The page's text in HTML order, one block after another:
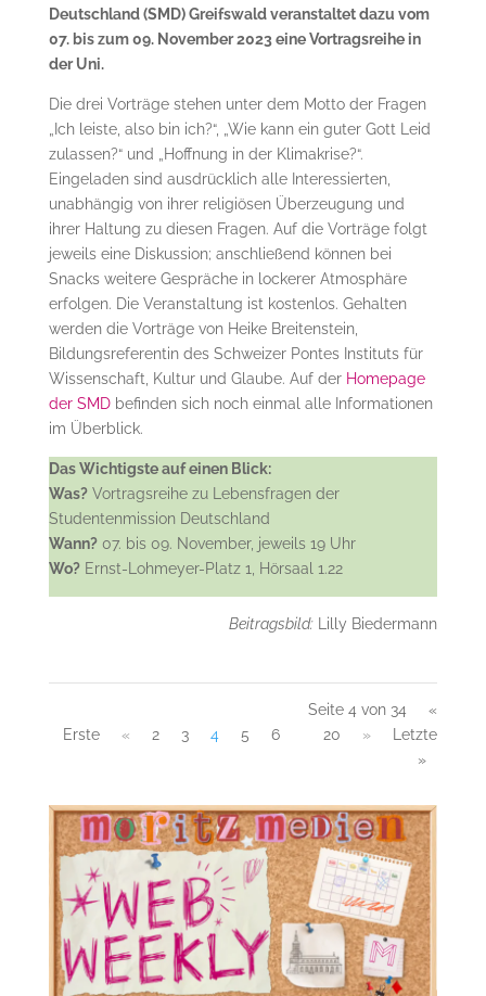
Deutschland (SMD) Greifswald veranstaltet dazu vom
07. bis zum 09. November 2023 eine Vortragsreihe in
der Uni.
Die drei Vorträge stehen unter dem Motto der Fragen
„Ich leiste, also bin ich?“, „Wie kann ein guter Gott Leid
zulassen?“ und „Hoffnung in der Klimakrise?“.
Eingeladen sind ausdrücklich alle Interessierten,
unabhängig von ihrer religiösen Überzeugung und
ihrer Haltung zu diesen Fragen. Auf die Vorträge folgt
jeweils eine Diskussion; anschließend können bei
Snacks weitere Gespräche in lockerer Atmosphäre
erfolgen. Die Veranstaltung ist kostenlos. Gehalten
werden die Vorträge von Heike Breitenstein,
Bildungsreferentin des Schweizer Pontes Instituts für
Wissenschaft, Kultur und Glaube. Auf der Homepage
der SMDbefinden sich noch einmal alle Informationen
im Überblick.
Das Wichtigste auf einen Blick:
Was?Vortragsreihe zu Lebensfragen der
Studentenmission Deutschland
Wann?07. bis 09. November, jeweils 19 Uhr
Wo?Ernst-Lohmeyer-Platz 1, Hörsaal 1.22
Beitragsbild: Lilly Biedermann
Seite 4 von 34
«
Erste
« 2 3 4 5 6 20 »
Letzte
»